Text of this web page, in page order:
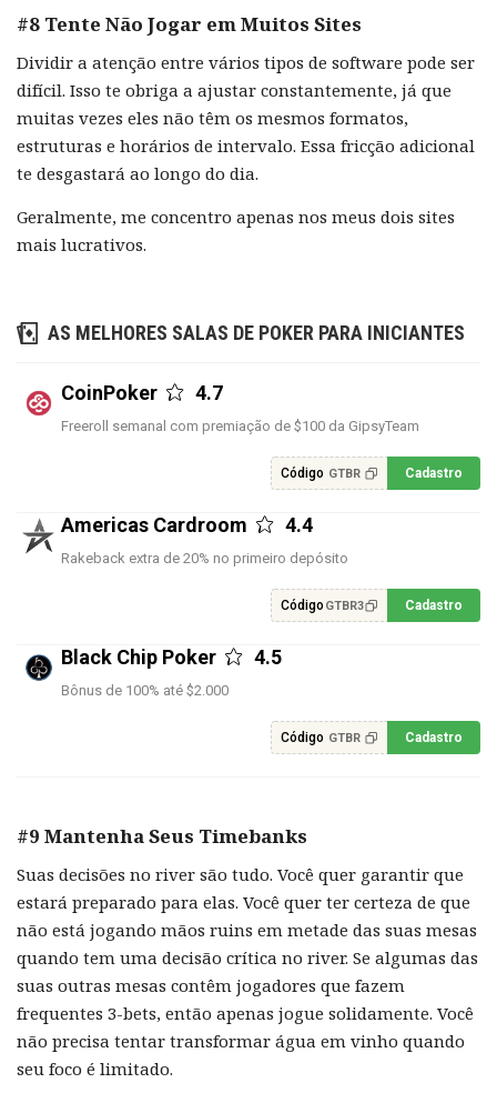
#8 Tente Não Jogar em Muitos Sites
Dividir a atenção entre vários tipos de software pode ser
difícil. Isso te obriga a ajustar constantemente, já que
muitas vezes eles não têm os mesmos formatos,
estruturas e horários de intervalo. Essa fricção adicional
te desgastará ao longo do dia.
Geralmente, me concentro apenas nos meus dois sites
mais lucrativos.
AS MELHORES SALAS DE POKER PARA INICIANTES
CoinPoker 4.7
Freeroll semanal com premiação de $100 da GipsyTeam
Código GTBR Cadastro
Americas Cardroom 4.4
Rakeback extra de 20% no primeiro depósito
Código GTBR3 Cadastro
Black Chip Poker 4.5
Bônus de 100% até $2.000
Código GTBR Cadastro
#9 Mantenha Seus Timebanks
Suas decisões no river são tudo. Você quer garantir que
estará preparado para elas. Você quer ter certeza de que
não está jogando mãos ruins em metade das suas mesas
quando tem uma decisão crítica no river. Se algumas das
suas outras mesas contêm jogadores que fazem
frequentes 3-bets, então apenas jogue solidamente. Você
não precisa tentar transformar água em vinho quando
seu foco é limitado.